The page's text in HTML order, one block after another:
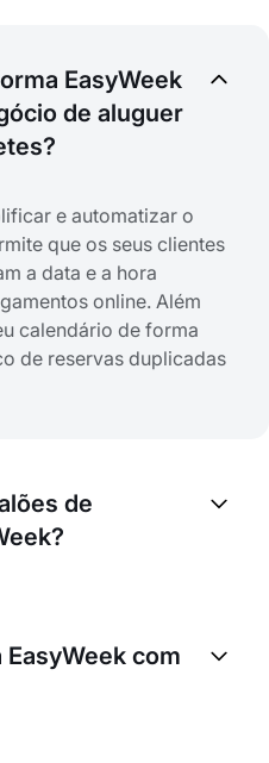
EasyWeek
de aluguer
e automatizar o
que os seus clientes
a data e a hora
online. Além
calendário de forma
de reservas duplicadas
de
negócio operar em
com